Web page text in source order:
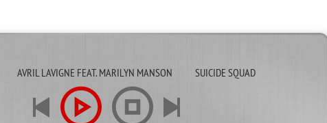
AVRIL LAVIGNE FEAT. MARILYN MANSON SUICIDE SQUAD